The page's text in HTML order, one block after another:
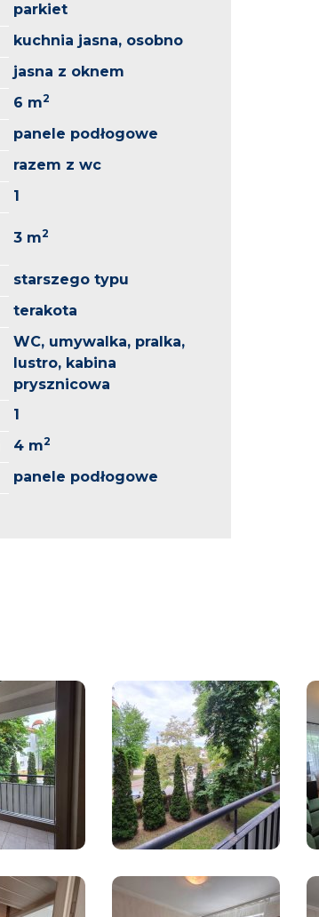
parkiet
kuchnia jasna, osobno
jasna z oknem
6 m2
panele podłogowe
razem z wc
1
3 m2
starszego typu
terakota
WC, umywalka, pralka,
lustro, kabina
prysznicowa
1
4 m2
panele podłogowe